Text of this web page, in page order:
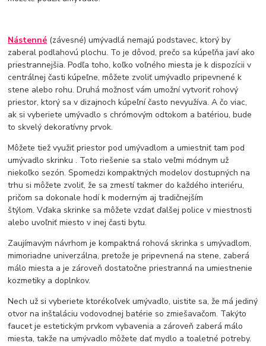
Nástenné (závesné) umývadlá nemajú podstavec, ktorý by
zaberal podlahovú plochu. To je dôvod, prečo sa kúpeľňa javí ako
priestrannejšia. Podľa toho, koľko voľného miesta je k dispozícii v
centrálnej časti kúpeľne, môžete zvoliť umývadlo pripevnené k
stene alebo rohu. Druhá možnosť vám umožní vytvoriť rohový
priestor, ktorý sa v dizajnoch kúpeľní často nevyužíva. A čo viac,
ak si vyberiete umývadlo s chrómovým odtokom a batériou, bude
to skvelý dekoratívny prvok.
Môžete tiež využiť priestor pod umývadlom a umiestniť tam pod
umývadlo skrinku . Toto riešenie sa stalo veľmi módnym už
niekoľko sezón. Spomedzi kompaktných modelov dostupných na
trhu si môžete zvoliť, že sa zmestí takmer do každého interiéru,
pričom sa dokonale hodí k moderným aj tradičnejším
štýlom. Vďaka skrinke sa môžete vzdať ďalšej police v miestnosti
alebo uvoľniť miesto v inej časti bytu.
Zaujímavým návrhom je kompaktná rohová skrinka s umývadlom,
mimoriadne univerzálna, pretože je pripevnená na stene, zaberá
málo miesta a je zároveň dostatočne priestranná na umiestnenie
kozmetiky a doplnkov.
Nech už si vyberiete ktorékoľvek umývadlo, uistite sa, že má jediný
otvor na inštaláciu vodovodnej batérie so zmiešavačom. Takýto
faucet je estetickým prvkom vybavenia a zároveň zaberá málo
miesta, takže na umývadlo môžete dať mydlo a toaletné potreby.